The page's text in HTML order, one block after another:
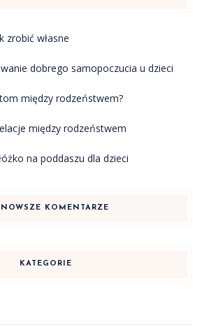
zrobić własne
dobrego samopoczucia u dzieci
między rodzeństwem?
między rodzeństwem
na poddaszu dla dzieci
KOMENTARZE
KATEGORIE